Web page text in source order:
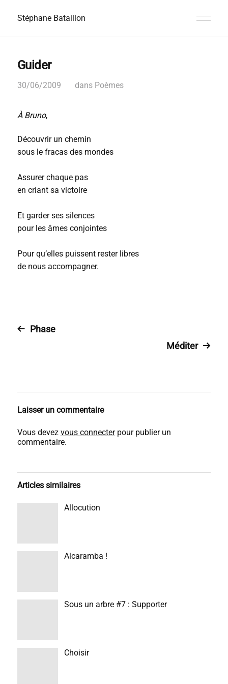
Stéphane Bataillon
Guider
30/06/2009 dans Poèmes
À Bruno,
Découvrir un chemin
sous le fracas des mondes
Assurer chaque pas
en criant sa victoire
Et garder ses silences
pour les âmes conjointes
Pour qu’elles puissent rester libres
de nous accompagner.
Phase
Méditer
Laisser un commentaire
Vous devez vous connecterpour publier un
commentaire.
Articles similaires
Allocution
Alcaramba !
Sous un arbre #7 : Supporter
Choisir